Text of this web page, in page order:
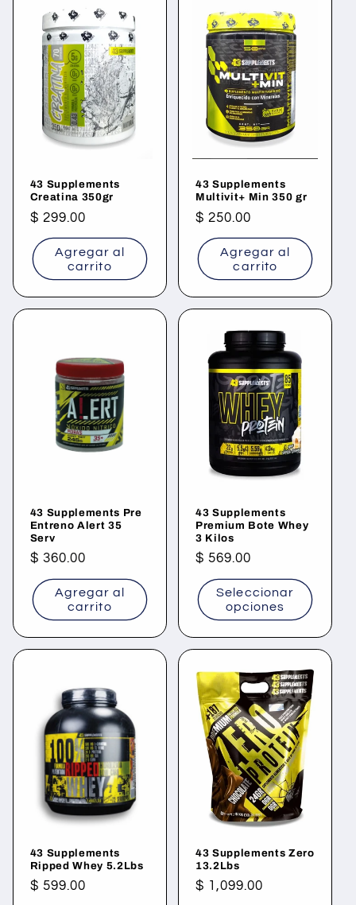
43 Supplements
Creatina 350gr
Precio
habitual
$ 299.00
Agregar al
carrito
43 Supplements
Multivit+ Min 350 gr
Precio
habitual
$ 250.00
Agregar al
carrito
43 Supplements Pre
Entreno Alert 35
Serv
Precio
habitual
$ 360.00
Agregar al
carrito
43 Supplements
Premium Bote Whey
3 Kilos
Precio
habitual
$ 569.00
Seleccionar
opciones
43 Supplements
Ripped Whey 5.2Lbs
Precio
$ 599.00
43 Supplements Zero
13.2Lbs
Precio
$ 1,099.00